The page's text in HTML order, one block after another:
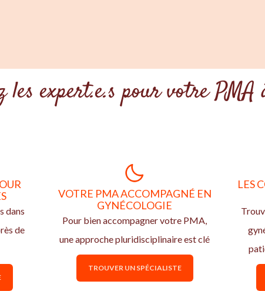
les expert.e.s pour votre PMA
dans
de
VOTRE PMA ACCOMPAGNÉ EN
GYNÉCOLOGIE
Pour bien accompagner votre PMA,
une approche pluridisciplinaire est clé
TROUVER UN SPÉCIALISTE
LES